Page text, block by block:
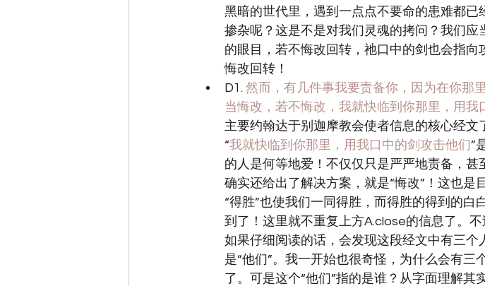
黑暗的世代里，遇到一点点不要命的患难都
掺杂呢？这是不是对我们灵魂的拷问？我们
的眼目，若不悔改回转，祂口中的剑也会指
悔改回转！
D1. 然而，有几件事我要责备你，因为在你那
当悔改，若不悔改，我就快临到你那里，用我
主要约翰达于别迦摩教会使者信息的核心经
“我就快临到你那里，用我口中的剑攻击他们”
的人是何等地爱！不仅仅只是严严地责备，
确实还给出了解决方案，就是“悔改”！这也是
“得胜”也使我们一同得胜，而得胜的得到的白
到了！这里就不重复上方A.close的信息了。
如果仔细阅读的话，会发现这段经文中有三个
是“他们”。我一开始也很奇怪，为什么会有三
了。可是这个“他们”指的是谁？从字面理解其